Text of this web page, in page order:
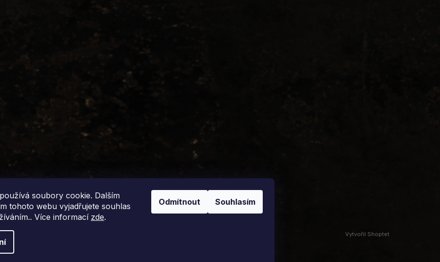
soubory cookie. Dalším
tohoto webu vyjadřujete souhlas
Více informací zde.
Odmítnout Souhlasím
Vytvořil Shoptet